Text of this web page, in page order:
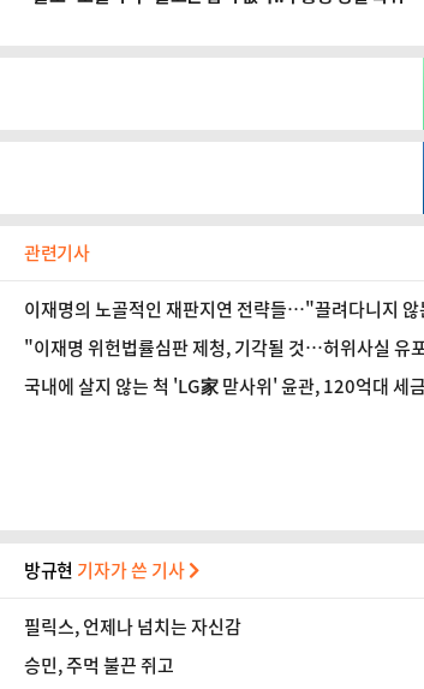
관련기사
이재명의 노골적인 재판지연 전략들…"끌려다니지
"이재명 위헌법률심판 제청, 기각될 것…허위사실 유
국내에 살지 않는 척 'LG家 맏사위' 윤관, 120억대 세
방규현 기자가 쓴 기사
필릭스, 언제나 넘치는 자신감
승민, 주먹 불끈 쥐고